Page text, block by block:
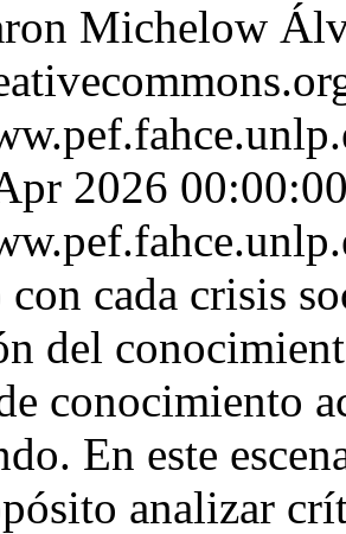
Michelow
2026
cada crisis
del
conocimiento
En este
analizar